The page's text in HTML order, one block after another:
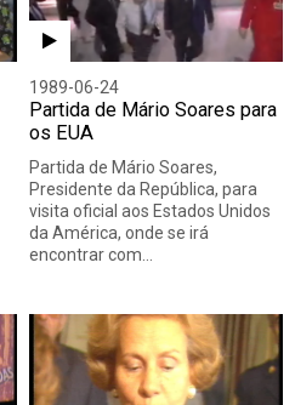
1989-06-24
Partida de Mário Soares para
os EUA
Partida de Mário Soares,
Presidente da República, para
visita oficial aos Estados Unidos
da América, onde se irá
encontrar com…